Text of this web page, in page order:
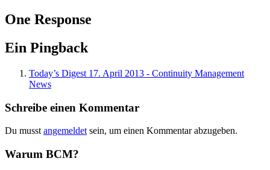
One Response
Ein Pingback
Today’s Digest 17. April 2013 - Continuity Management
News
Schreibe einen Kommentar
Du musst angemeldet sein, um einen Kommentar abzugeben.
Warum BCM?